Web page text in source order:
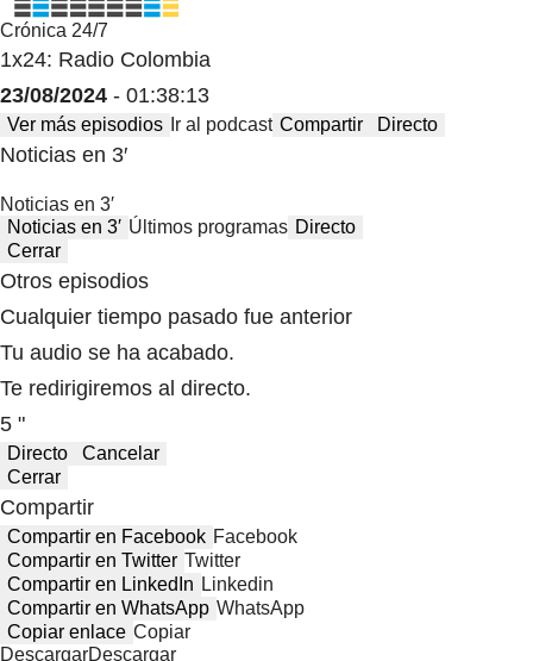
Crónica 24/7
1x24: Radio Colombia
23/08/2024 - 01:38:13
Ver más episodios Ir al podcast Compartir Directo
Noticias en 3′
Noticias en 3′
Noticias en 3′ Últimos programas Directo
Cerrar
Otros episodios
Cualquier tiempo pasado fue anterior
Tu audio se ha acabado.
Te redirigiremos al directo.
5 "
Directo
Cancelar
Cerrar
Compartir
Compartir en Facebook Facebook
Compartir en Twitter Twitter
Compartir en LinkedIn Linkedin
Compartir en WhatsApp WhatsApp
Copiar enlace Copiar
DescargarDescargar